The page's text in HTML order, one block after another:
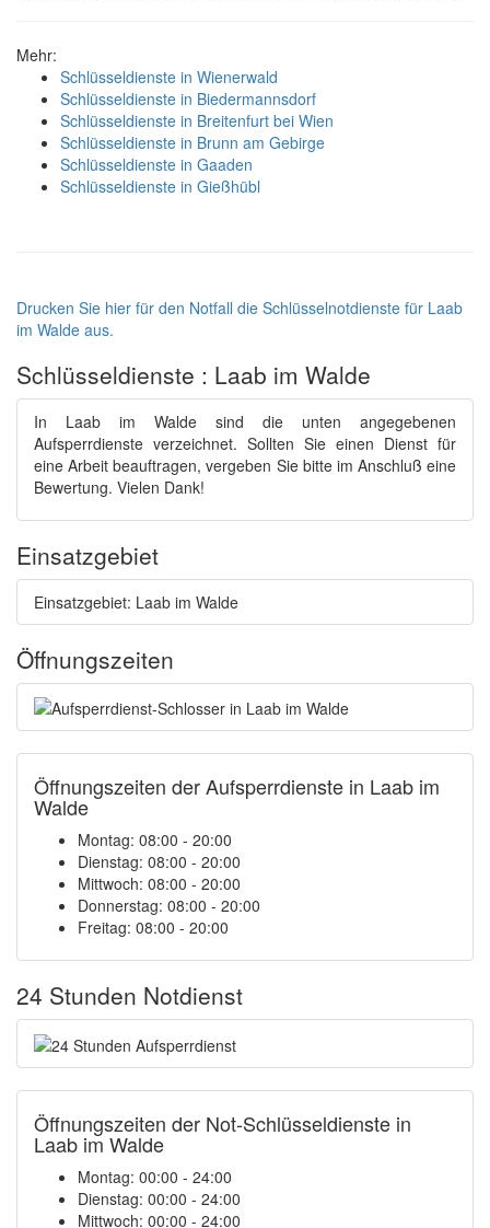
Mehr:
Schlüsseldienste in Wienerwald
Schlüsseldienste in Biedermannsdorf
Schlüsseldienste in Breitenfurt bei Wien
Schlüsseldienste in Brunn am Gebirge
Schlüsseldienste in Gaaden
Schlüsseldienste in Gießhübl
Drucken Sie hier für den Notfall die Schlüsselnotdienste für Laab
im Walde aus.
Schlüsseldienste : Laab im Walde
In Laab im Walde sind die unten angegebenen
Aufsperrdienste verzeichnet. Sollten Sie einen Dienst für
eine Arbeit beauftragen, vergeben Sie bitte im Anschluß eine
Bewertung. Vielen Dank!
Einsatzgebiet
Einsatzgebiet: Laab im Walde
Öffnungszeiten
Öffnungszeiten der Aufsperrdienste in Laab im
Walde
Montag: 08:00 - 20:00
Dienstag: 08:00 - 20:00
Mittwoch: 08:00 - 20:00
Donnerstag: 08:00 - 20:00
Freitag: 08:00 - 20:00
24 Stunden Notdienst
Öffnungszeiten der Not-Schlüsseldienste in
Laab im Walde
Montag: 00:00 - 24:00
Dienstag: 00:00 - 24:00
Mittwoch: 00:00 - 24:00